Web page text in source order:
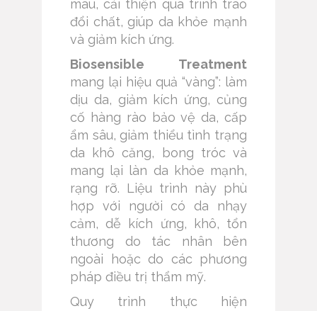
máu, cải thiện quá trình trao
đổi chất, giúp da khỏe mạnh
và giảm kích ứng.
Biosensible Treatment
mang lại hiệu quả “vàng”: làm
dịu da, giảm kích ứng, củng
cố hàng rào bảo vệ da, cấp
ẩm sâu, giảm thiểu tình trạng
da khô căng, bong tróc và
mang lại làn da khỏe mạnh,
rạng rỡ. Liệu trình này phù
hợp với người có da nhạy
cảm, dễ kích ứng, khô, tổn
thương do tác nhân bên
ngoài hoặc do các phương
pháp điều trị thẩm mỹ.
Quy trình thực hiện